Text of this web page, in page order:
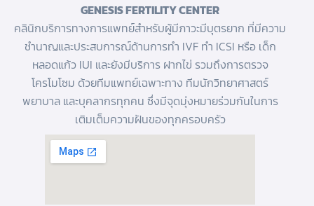
GENESIS FERTILITY CENTER
คลินิกบริการทางการแพทย์สำหรับผู้มีภาวะมีบุตรยาก ที่มีความ
ชำนาญและประสบการณ์ด้านการทํา IVF ทำ ICSI หรือ เด็ก
หลอดแก้วIUI และยังมีบริการ ฝากไข่ รวมถึงการตรวจ
โครโมโซม ด้วยทีมแพทย์เฉพาะทาง ทีมนักวิทยาศาสตร์
พยาบาล และบุคลากรทุกคน ซึ่งมีจุดมุ่งหมายร่วมกันในการ
เติมเต็มความฝันของทุกครอบครัว